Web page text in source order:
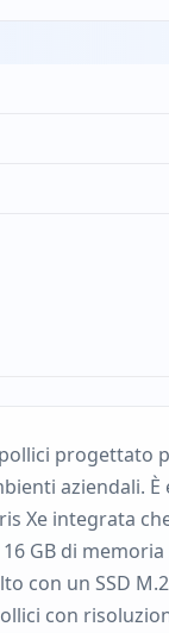
aziendali.
Xe integrata
GB di
con un SSD
con